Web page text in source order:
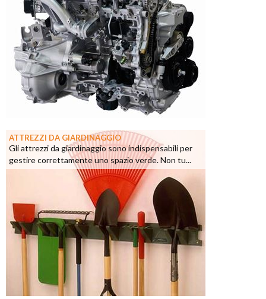
ATTREZZI DA GIARDINAGGIO
Gli attrezzi da giardinaggio sono indispensabili per
gestire correttamente uno spazio verde. Non tu...